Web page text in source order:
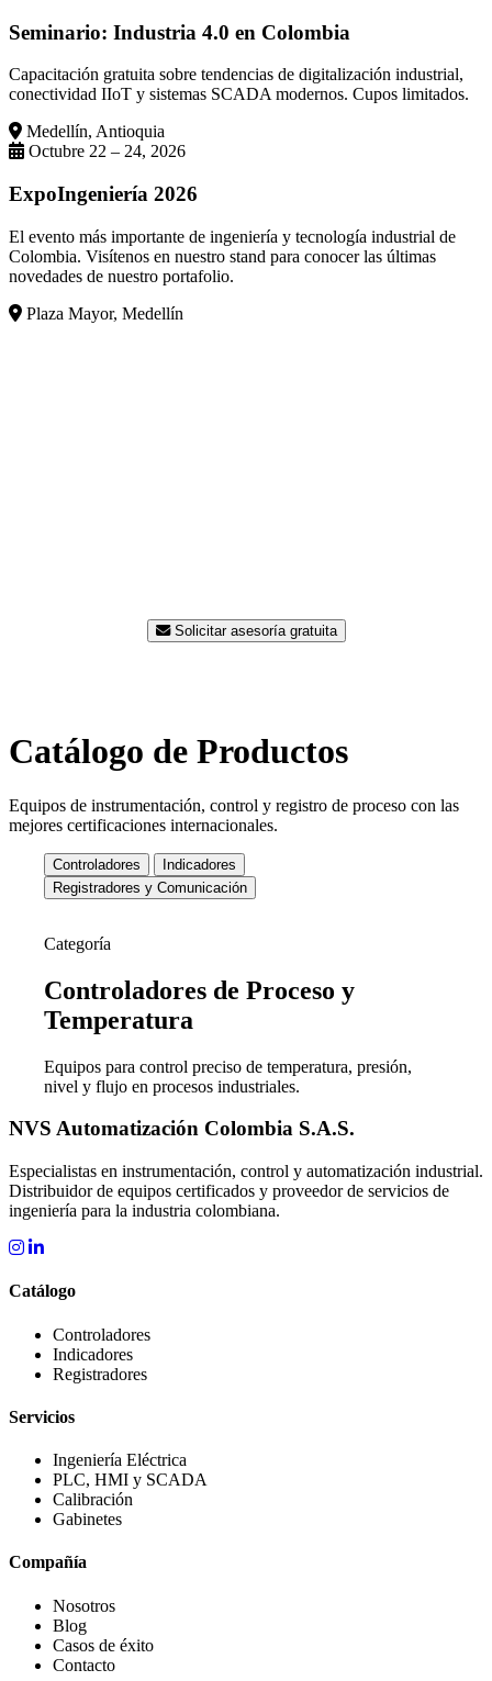
Seminario: Industria 4.0 en Colombia
Capacitación gratuita sobre tendencias de digitalización industrial,
conectividad IIoT y sistemas SCADA modernos. Cupos limitados.
Medellín, Antioquia
Octubre 22 – 24, 2026
ExpoIngeniería 2026
El evento más importante de ingeniería y tecnología industrial de
Colombia. Visítenos en nuestro stand para conocer las últimas
novedades de nuestro portafolio.
Plaza Mayor, Medellín
Solicitar asesoría gratuita
Catálogo de Productos
Equipos de instrumentación, control y registro de proceso con las
mejores certificaciones internacionales.
Controladores
Indicadores
Registradores y Comunicación
Categoría
Controladores de Proceso y
Temperatura
Equipos para control preciso de temperatura, presión,
nivel y flujo en procesos industriales.
NVS Automatización Colombia S.A.S.
Especialistas en instrumentación, control y automatización industrial.
Distribuidor de equipos certificados y proveedor de servicios de
ingeniería para la industria colombiana.
Catálogo
Controladores
Indicadores
Registradores
Servicios
Ingeniería Eléctrica
PLC, HMI y SCADA
Calibración
Gabinetes
Compañía
Nosotros
Blog
Casos de éxito
Contacto